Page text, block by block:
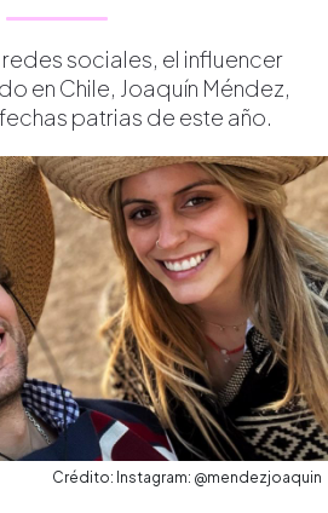
redes sociales, el influencer
en Chile, Joaquín Méndez,
patrias de este año.
Crédito: Instagram: @mendezjoaquin